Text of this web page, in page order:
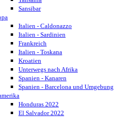
Sansibar
Italien - Caldonazzo
Italien - Sardinien
Frankreich
Italien - Toskana
Kroatien
Unterwegs nach Afrika
Spanien - Kanaren
Spanien - Barcelona und Umgebung
Honduras 2022
El Salvador 2022